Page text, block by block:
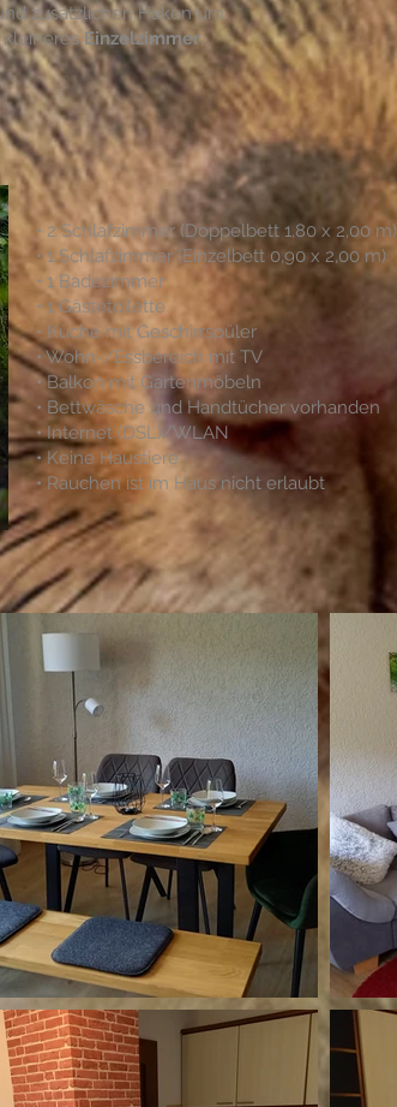
zusätzlichen Haken um
kleineresEinzelzimmer,
• 2 Schlafzimmer (Doppelbett 1,80 x 2,00 m)
• 1 Schlafzimmer (Einzelbett 0,90 x 2,00 m)
• 1 Badezimmer
• 1 Gästetoilette
• Küche mit Geschirrspüler
• Wohn-/Essbereich mit TV
• Balkon mit Gartenmöbeln
• Bettwäsche und Handtücher vorhanden
• Internet (DSL)/WLAN
• Keine Haustiere
• Rauchen ist im Haus nicht erlaubt